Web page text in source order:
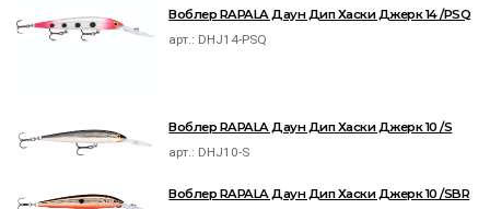
Воблер RAPALA Даун Дип Хаски Джерк 14 /PSQ
арт.: DHJ14-PSQ
Воблер RAPALA Даун Дип Хаски Джерк 10 /S
арт.: DHJ10-S
Воблер RAPALA Даун Дип Хаски Джерк 10 /SBR